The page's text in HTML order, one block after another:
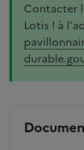
Contacter
Lotis ! à